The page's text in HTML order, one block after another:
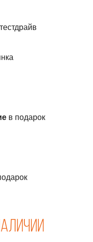
в подарок